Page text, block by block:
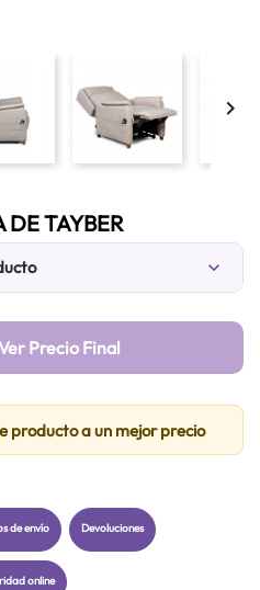

DE TAYBER
expand_more
Precio Final
producto a un mejor precio
de envío Devoluciones
online